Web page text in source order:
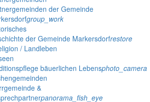
der Gemeinde
group_work
der Gemeinde Markersdorfrestore
/ Landleben
bäuerlichen Lebensphoto_camera
&
panorama_fish_eye